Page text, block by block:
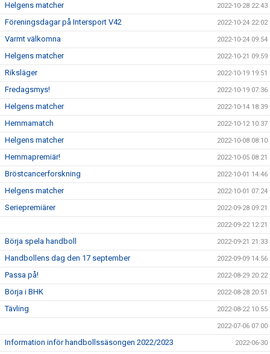
Helgens matcher 2022-10-28 22:43
Föreningsdagar på Intersport V42 2022-10-24 22:02
Varmt välkomna 2022-10-24 09:54
Helgens matcher 2022-10-21 09:59
Riksläger 2022-10-19 19:51
Fredagsmys! 2022-10-19 07:36
Helgens matcher 2022-10-14 18:39
Hemmamatch 2022-10-12 10:37
Helgens matcher 2022-10-08 08:10
Hemmapremiär! 2022-10-05 08:21
Bröstcancerforskning 2022-10-01 14:46
Helgens matcher 2022-10-01 07:24
Seriepremiärer 2022-09-28 09:21
2022-09-22 12:21
Börja spela handboll 2022-09-21 21:33
Handbollens dag den 17 september 2022-09-09 14:56
Passa på! 2022-08-29 20:22
Börja i BHK 2022-08-28 20:51
Tävling 2022-08-22 10:55
2022-07-06 07:00
Information inför handbollssäsongen 2022/2023 2022-06-30